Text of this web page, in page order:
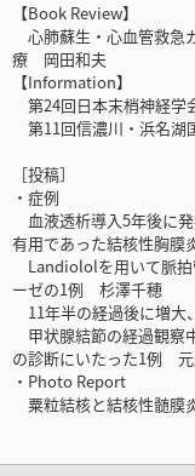
【Book Review】
心肺蘇生・心血管救急
療 岡田和夫
【Information】
第24回日本末梢神経学
第11回信濃川・浜名湖
［投稿］
・症例
血液透析導入5年後に
有用であった結核性胸
Landiololを用いて脈拍
ーゼの1例 杉澤千穂
11年半の経過後に増
甲状腺結節の経過観察
の診断にいたった1例
・Photo Report
粟粒結核と結核性髄